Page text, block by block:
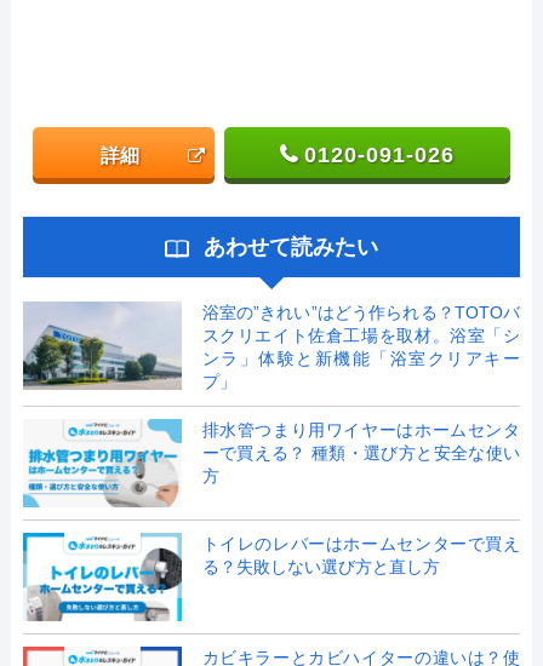
詳細 0120-091-026
あわせて読みたい
浴室の”きれい”はどう作られる？TOTOバ
スクリエイト佐倉工場を取材。浴室「シ
ンラ」体験と新機能「浴室クリアキー
プ」
排水管つまり用ワイヤーはホームセンタ
ーで買える？ 種類・選び方と安全な使い
方
トイレのレバーはホームセンターで買え
る？失敗しない選び方と直し方
カビキラーとカビハイターの違いは？使